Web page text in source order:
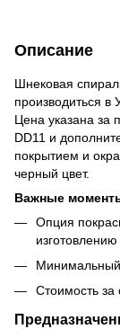
Описание
Шнековая
производиться в
Цена указана за
DD11 и
покрытием и
черный цвет.
Важные
Опция
Минимальный
Стоимость за